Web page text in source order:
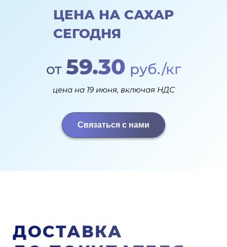
ЦЕНА НА САХАР
СЕГОДНЯ
от 59.30 руб./кг
цена на 19 июня, включая НДС
Связаться с нами
ДОСТАВКА